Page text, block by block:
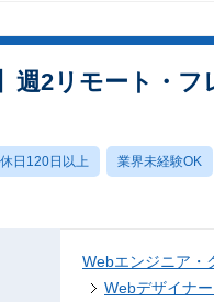
週2リモート・
休日120日以上 業界未経験OK
Webエンジニア・
Webデザイナ